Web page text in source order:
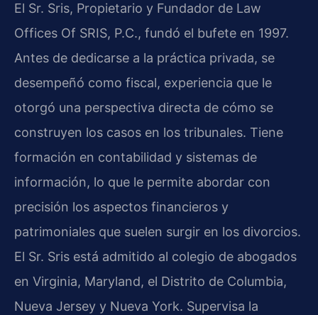
El Sr. Sris, Propietario y Fundador de Law
Offices Of SRIS, P.C., fundó el bufete en 1997.
Antes de dedicarse a la práctica privada, se
desempeñó como fiscal, experiencia que le
otorgó una perspectiva directa de cómo se
construyen los casos en los tribunales. Tiene
formación en contabilidad y sistemas de
información, lo que le permite abordar con
precisión los aspectos financieros y
patrimoniales que suelen surgir en los divorcios.
El Sr. Sris está admitido al colegio de abogados
en Virginia, Maryland, el Distrito de Columbia,
Nueva Jersey y Nueva York. Supervisa la